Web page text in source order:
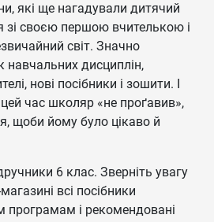
які ще нагадували дитячий
зі своєю першою вчителькою і
світ. Значно
навчальних дисциплін,
нові посібники і зошити. І
час школяр «не проґавив»,
щоби йому було цікаво й
6 клас. Зверніть увагу
всі посібники
програмам і рекомендовані